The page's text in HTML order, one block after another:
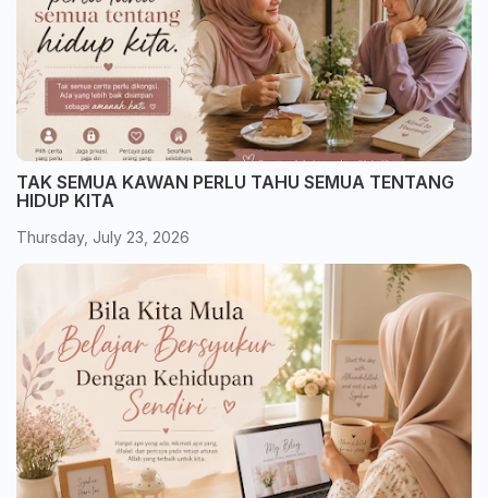
TAK SEMUA KAWAN PERLU TAHU SEMUA TENTANG
HIDUP KITA
Thursday, July 23, 2026